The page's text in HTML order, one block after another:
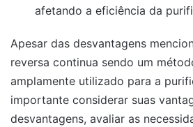
afetando a eficiência da
Apesar das desvantagens
reversa continua sendo um
amplamente utilizado para a
importante considerar suas
desvantagens, avaliar as